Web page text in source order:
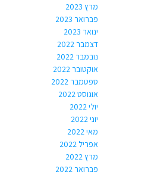
מרץ 2023
פברואר 2023
ינואר 2023
דצמבר 2022
נובמבר 2022
אוקטובר 2022
ספטמבר 2022
אוגוסט 2022
יולי 2022
יוני 2022
מאי 2022
אפריל 2022
מרץ 2022
פברואר 2022